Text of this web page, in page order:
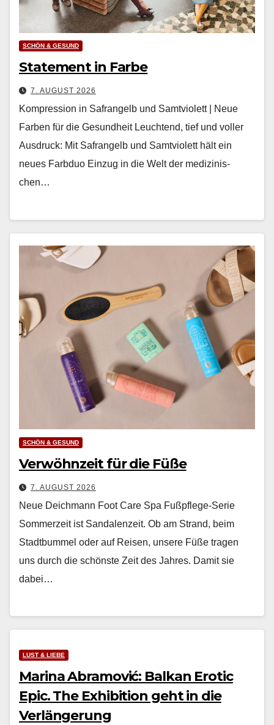
SCHÖN & GESUND
Statement in Farbe
7. AUGUST 2026
Kompression in Safrangelb und Samtviolett | Neue
Farben für die Gesundheit Leuch­t­end, tief und voller
Aus­druck: Mit Safrangelb und Samtvi­o­lett hält ein
neues Farb­duo Einzug in die Welt der medi­zinis­
chen…
SCHÖN & GESUND
Verwöhnzeit für die Füße
7. AUGUST 2026
Neue Deichmann Foot Care Spa Fußpflege-Serie
Som­merzeit ist San­dalen­zeit. Ob am Strand, beim
Stadt­bum­mel oder auf Reisen, unsere Füße tra­gen
uns durch die schön­ste Zeit des Jahres. Damit sie
dabei…
LUST & LIEBE
Marina Abramović: Balkan Erotic
Epic. The Exhibition geht in die
Verlängerung